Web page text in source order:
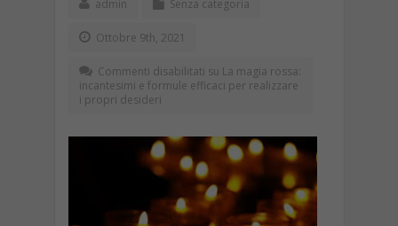
admin Senza categoria
Ottobre 9th, 2021
Commenti disabilitati su La magia rossa:
incantesimi e formule efficaci per realizzare
i propri desideri